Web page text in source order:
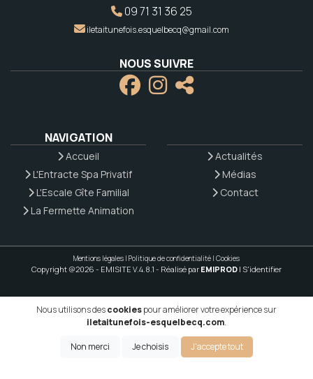
09 71 31 36 25
iletaitunefois.esquelbecq@gmail.com
NOUS SUIVRE
NAVIGATION
Accueil
L'Entracte Spa Privatif
L'Escale Gîte Familial
La Fermette Animation
Actualités
Médias
Contact
Mentions légales | Politique de confidentialité | Cookies
Copyright @2026 - EMISITE V.4.8.1 - Réalisé par EMIPROD | S'identifier
Nous utilisons descookiespour améliorer votre expérience sur
iletaitunefois-esquelbecq.com.
Non merci Je choisis J'accepte tout